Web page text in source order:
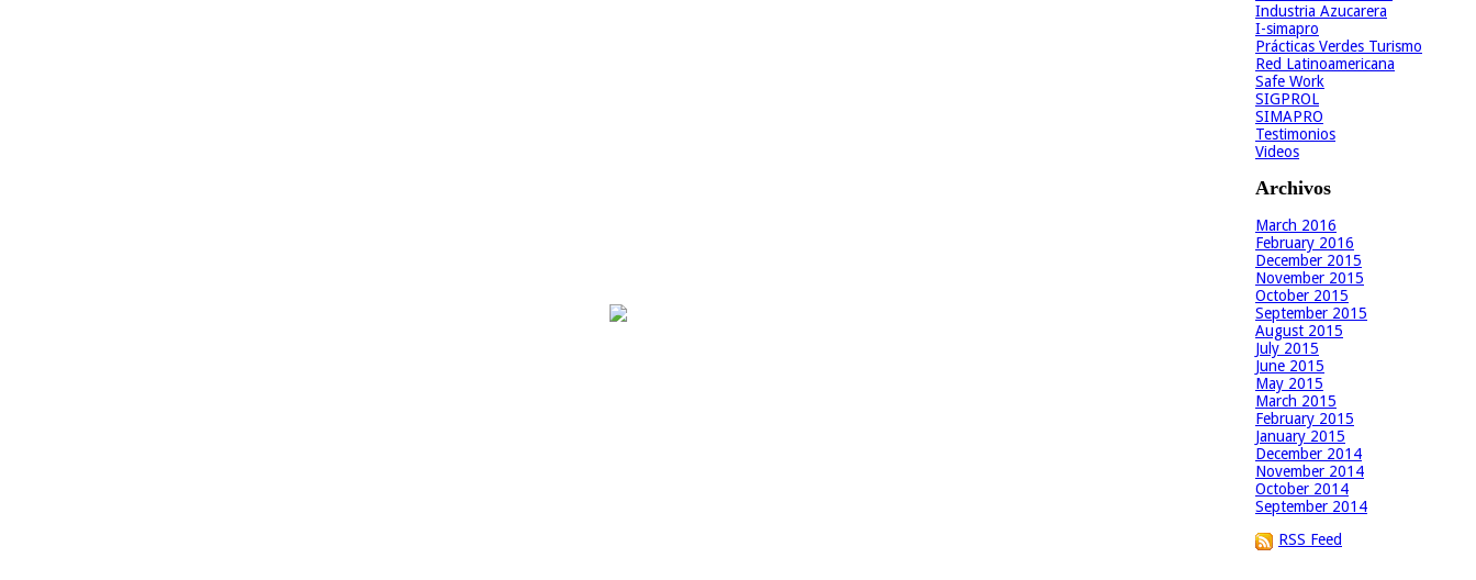
Industria Azucarera
I-simapro
Prácticas Verdes Turismo
Red Latinoamericana
Safe Work
SIGPROL
SIMAPRO
Testimonios
Videos
Archivos
March 2016
February 2016
December 2015
November 2015
October 2015
September 2015
August 2015
July 2015
June 2015
May 2015
March 2015
February 2015
January 2015
December 2014
November 2014
October 2014
September 2014
RSS Feed